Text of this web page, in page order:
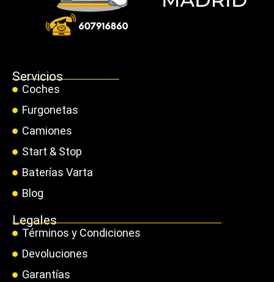
Servicios
Coches
Furgonetas
Camiones
Start & Stop
Baterías Varta
Blog
Legales
Términos y Condiciones
Devoluciones
Garantías